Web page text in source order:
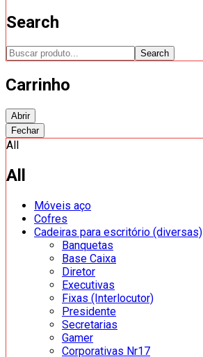
Search
Search
Carrinho
Abrir
Fechar
All
All
Móveis aço
Cofres
Cadeiras para escritório (diversas)
Banquetas
Base Caixa
Diretor
Executivas
Fixas (Interlocutor)
Presidente
Secretarias
Gamer
Corporativas Nr17